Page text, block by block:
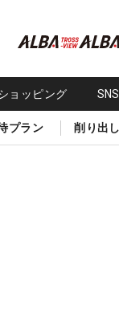
ョッピング
プラン 削り出